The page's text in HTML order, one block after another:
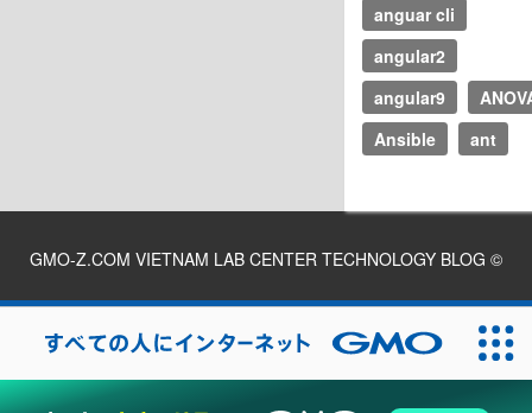
anguar cli
angular2
angular9
Ansible
ant
GMO-Z.COM VIETNAM LAB CENTER TECHNOLOGY BLOG ©
2026